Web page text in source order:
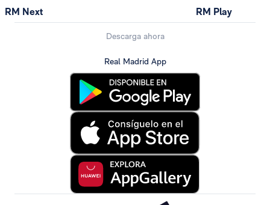
RM Next RM Play
Descarga ahora
Real Madrid App